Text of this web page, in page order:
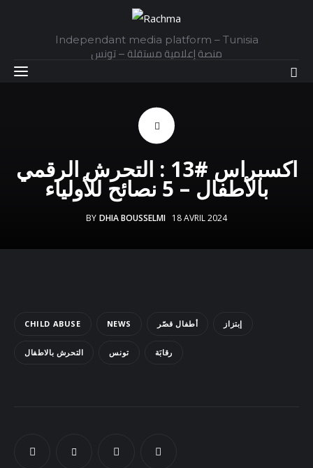
Independant media platform – Tunisia
منصة إعلامية مستقلة – تونس
Daily
اكسبراس #13 : التحرش الرقمي
بالأطفال – 5 نصائح للأولياء
BY DHIA BOUSSELMI 18 AVRIL 2024
CHILD ABUSE NEWS أطفال قصّر إبتزاز
التحرش بالاطفال تونس رقابَة